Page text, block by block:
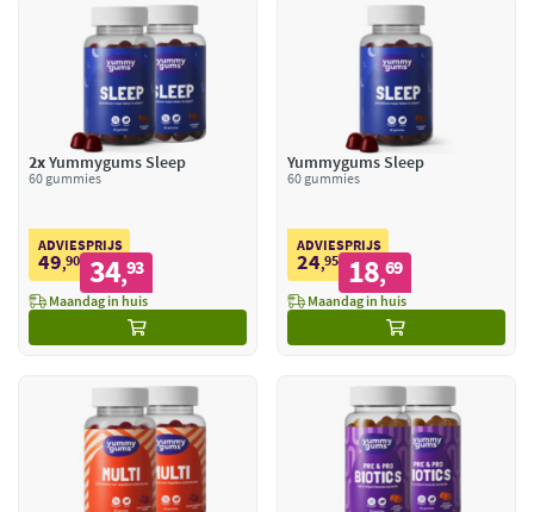
2xYummygums Sleep
60 gummies
ADVIESPRIJS
49,90 34,93
Maandag in huis
Yummygums Sleep
60 gummies
ADVIESPRIJS
24,95 18,69
Maandag in huis